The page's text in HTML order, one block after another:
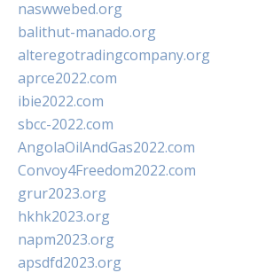
naswwebed.org
balithut-manado.org
alteregotradingcompany.org
aprce2022.com
ibie2022.com
sbcc-2022.com
AngolaOilAndGas2022.com
Convoy4Freedom2022.com
grur2023.org
hkhk2023.org
napm2023.org
apsdfd2023.org